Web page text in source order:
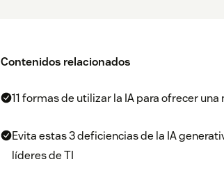
Contenidos relacionados
11 formas de utilizar la IA para ofrecer
Evita estas 3 deficiencias de la IA
líderes de TI